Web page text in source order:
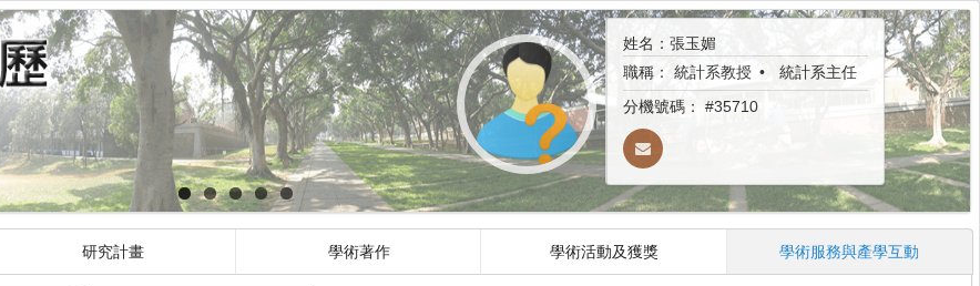
姓名：張玉媚
職稱： 統計系教授
統計系主任
分機號碼： #35710
研究計畫 學術著作 學術活動及獲獎 學術服務與產學互動